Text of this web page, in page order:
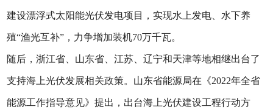
建设漂浮式太阳能光伏发电项目，实现水上发电、水下养
殖“渔光互补”，力争增加装机70万千瓦。
随后，浙江省、山东省、江苏、辽宁和天津等地相继出台了
支持海上光伏发展相关政策。山东省能源局在《2022年全省
能源工作指导意见》提出，出台海上光伏建设工程行动方